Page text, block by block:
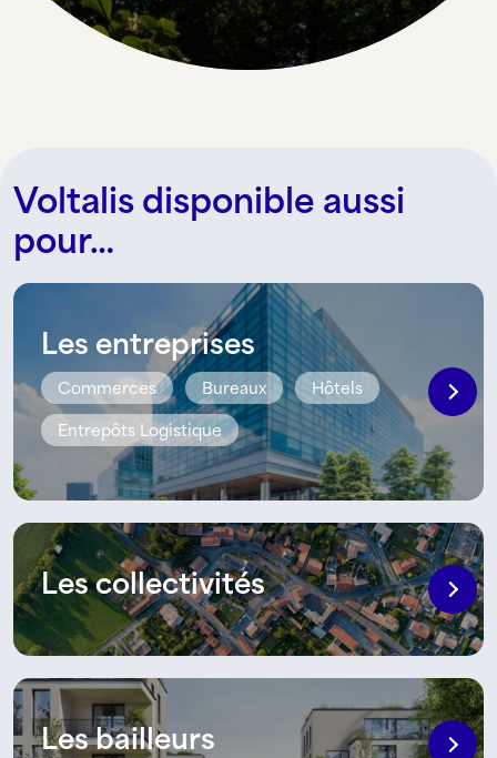
Voltalis disponible aussi
pour…
Les entreprises
Commerces Bureaux Hôtels
Entrepôts Logistique
Les collectivités
Les bailleurs